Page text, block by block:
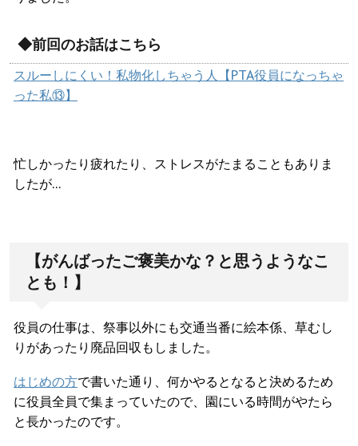
◆前回のお話はこちら
スルーしにくい！私物化しちゃう人【PTA役員になっちゃ
った私⑬】
忙しかったり疲れたり、ストレスがたまることもありま
したが…
【がんばったご褒美かな？と思うようなこ
とも！】
役員の仕事は、祭事以外にも交通当番に絵本係、草むし
りがあったり廃品回収もしました。
はじめの方で書いた通り、何かやるとなると決めるため
に役員全員で集まっていたので、園にいる時間がやたら
と長かったのです。